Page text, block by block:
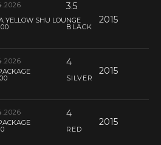
3.5
YELLOW SHU LOUNGE 2015
BLACK
4
2015
SILVER
4
2015
RED